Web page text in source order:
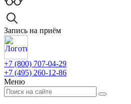
Запись на приём
+7 (800) 707-04-29
+7 (495) 260-12-86
Меню